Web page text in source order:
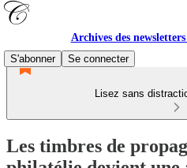
Archives des
S'abonner
Se connecter
Lisez sans
Les timbres de